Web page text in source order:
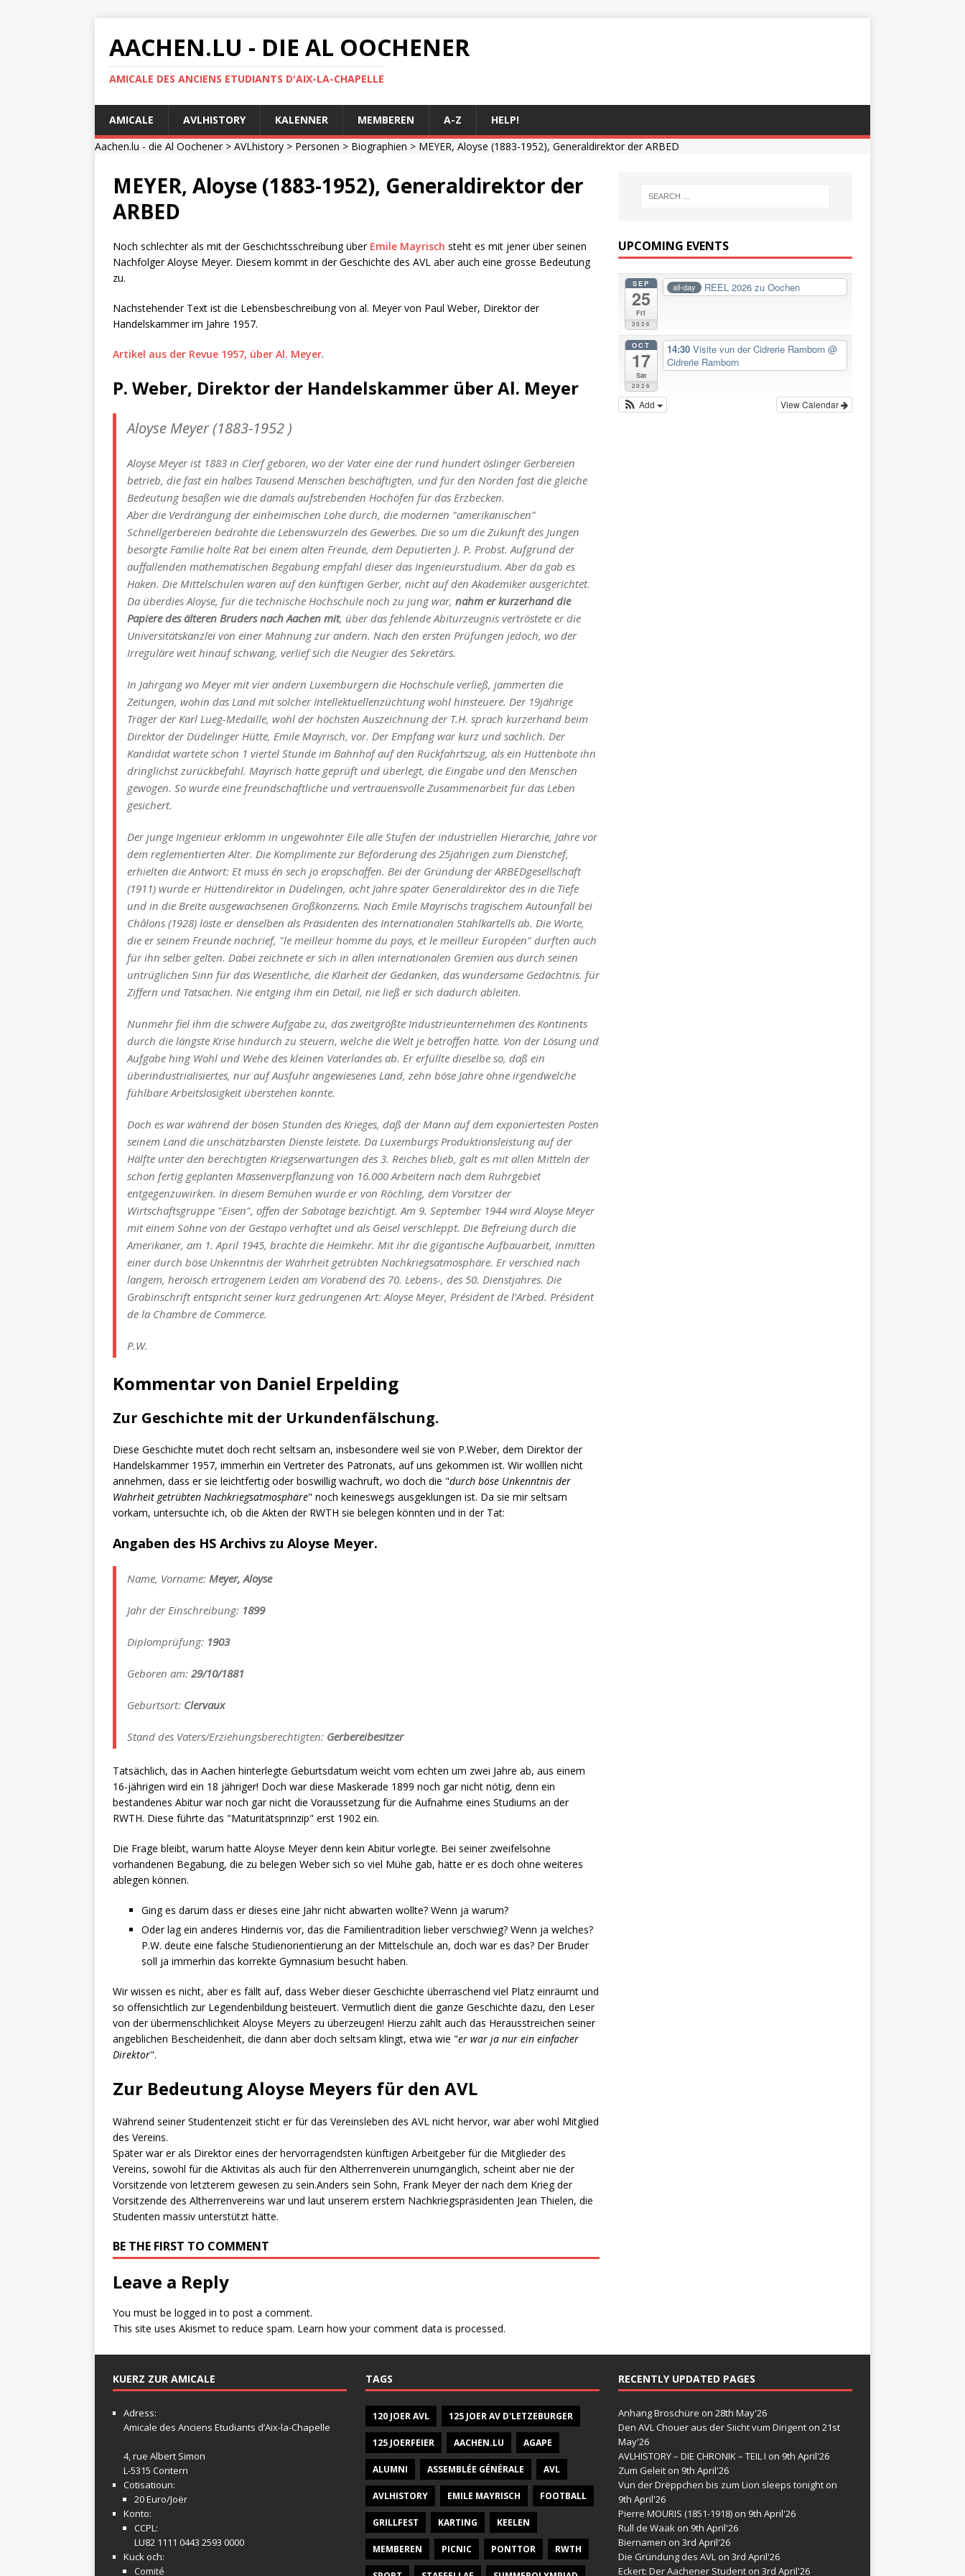
AACHEN.LU - DIE AL OOCHENER
AMICALE DES ANCIENS ETUDIANTS D'AIX-LA-CHAPELLE
AMICALE AVLHISTORY KALENNER MEMBEREN A-Z
HELP!
Aachen.lu - die Al Oochener> AVLhistory > Personen > Biographien > MEYER, Aloyse (1883-1952), Generaldirektor der ARBED
MEYER, Aloyse (1883-1952), Generaldirektor der
ARBED
Noch schlechter als mit der Geschichtsschreibung über Emile Mayrisch steht es mit jener über seinen
Nachfolger Aloyse Meyer. Diesem kommt in der Geschichte des AVL aber auch eine grosse Bedeutung
zu.
Nachstehender Text ist die Lebensbeschreibung von al. Meyer von Paul Weber, Direktor der
Handelskammer im Jahre 1957.
Artikel aus der Revue 1957, über Al. Meyer.
P. Weber, Direktor der Handelskammer über Al. Meyer
Aloyse Meyer (1883-1952 )
Aloyse Meyer ist 1883 in Clerf geboren, wo der Vater eine der rund hundert öslinger Gerbereien
betrieb, die fast ein halbes Tausend Menschen beschäftigten, und für den Norden fast die gleiche
Bedeutung besaßen wie die damals aufstrebenden Hochöfen für das Erzbecken.
Aber die Verdrängung der einheimischen Lohe durch, die modernen "amerikanischen"
Schnellgerbereien bedrohte die Lebenswurzeln des Gewerbes. Die so um die Zukunft des Jungen
besorgte Familie holte Rat bei einem alten Freunde, dem Deputierten J. P. Probst. Aufgrund der
auffallenden mathematischen Begabung empfahl dieser das Ingenieurstudium. Aber da gab es
Haken. Die Mittelschulen waren auf den künftigen Gerber, nicht auf den Akademiker ausgerichtet.
Da überdies Aloyse, für die technische Hochschule noch zu jung war, nahm er kurzerhand die
Papiere des älteren Bruders nach Aachen mit, über das fehlende Abiturzeugnis vertröstete er die
Universitätskanzlei von einer Mahnung zur andern. Nach den ersten Prüfungen jedoch, wo der
Irreguläre weit hinauf schwang, verlief sich die Neugier des Sekretärs.
In Jahrgang wo Meyer mit vier andern Luxemburgern die Hochschule verließ, jammerten die
Zeitungen, wohin das Land mit solcher Intellektuellenzüchtung wohl hinsteuere. Der 19jährige
Träger der Karl Lueg-Medaille, wohl der höchsten Auszeichnung der T.H. sprach kurzerhand beim
Direktor der Düdelinger Hütte, Emile Mayrisch, vor. Der Empfang war kurz und sachlich. Der
Kandidat wartete schon 1 viertel Stunde im Bahnhof auf den Rückfahrtszug, als ein Hüttenbote ihn
dringlichst zurückbefahl. Mayrisch hatte geprüft und überlegt, die Eingabe und den Menschen
gewogen. So wurde eine freundschaftliche und vertrauensvolle Zusammenarbeit für das Leben
gesichert.
Der junge Ingenieur erklomm in ungewohnter Eile alle Stufen der industriellen Hierarchie, Jahre vor
dem reglementierten Alter. Die Komplimente zur Beförderung des 25jährigen zum Dienstchef,
erhielten die Antwort: Et muss én sech jo eropschaffen. Bei der Gründung der ARBEDgesellschaft
(1911) wurde er Hüttendirektor in Düdelingen, acht Jahre später Generaldirektor des in die Tiefe
und in die Breite ausgewachsenen Großkonzerns. Nach Emile Mayrischs tragischem Autounfall bei
Châlons (1928) löste er denselben als Präsidenten des Internationalen Stahlkartells ab. Die Worte,
die er seinem Freunde nachrief, "le meilleur homme du pays, et le meilleur Européen" durften auch
für ihn selber gelten. Dabei zeichnete er sich in allen internationalen Gremien aus durch seinen
untrüglichen Sinn für das Wesentliche, die Klarheit der Gedanken, das wundersame Gedächtnis. für
Ziffern und Tatsachen. Nie entging ihm ein Detail, nie ließ er sich dadurch ableiten.
Nunmehr fiel ihm die schwere Aufgabe zu, das zweitgrößte Industrieunternehmen des Kontinents
durch die längste Krise hindurch zu steuern, welche die Welt je betroffen hatte. Von der Lösung und
Aufgabe hing Wohl und Wehe des kleinen Vaterlandes ab. Er erfüllte dieselbe so, daß ein
überindustrialisiertes, nur auf Ausfuhr angewiesenes Land, zehn böse Jahre ohne irgendwelche
fühlbare Arbeitslosigkeit überstehen konnte.
Doch es war während der bösen Stunden des Krieges, daß der Mann auf dem exponiertesten Posten
seinem Land die unschätzbarsten Dienste leistete. Da Luxemburgs Produktionsleistung auf der
Hälfte unter den berechtigten Kriegserwartungen des 3. Reiches blieb, galt es mit allen Mitteln der
schon fertig geplanten Massenverpflanzung von 16.000 Arbeitern nach dem Ruhrgebiet
entgegenzuwirken. In diesem Bemühen wurde er von Röchling, dem Vorsitzer der
Wirtschaftsgruppe "Eisen", offen der Sabotage bezichtigt. Am 9. September 1944 wird Aloyse Meyer
mit einem Sohne von der Gestapo verhaftet und als Geisel verschleppt. Die Befreiung durch die
Amerikaner, am 1. April 1945, brachte die Heimkehr. Mit ihr die gigantische Aufbauarbeit, inmitten
einer durch böse Unkenntnis der Wahrheit getrübten Nachkriegsatmosphäre. Er verschied nach
langem, heroisch ertragenem Leiden am Vorabend des 70. Lebens-, des 50. Dienstjahres. Die
Grabinschrift entspricht seiner kurz gedrungenen Art: Aloyse Meyer, Président de l’Arbed. Président
de la Chambre de Commerce.
P.W.
Kommentar von Daniel Erpelding
Zur Geschichte mit der Urkundenfälschung.
Diese Geschichte mutet doch recht seltsam an, insbesondere weil sie von P.Weber, dem Direktor der
Handelskammer 1957, immerhin ein Vertreter des Patronats, auf uns gekommen ist. Wir wolllen nicht
annehmen, dass er sie leichtfertig oder boswillig wachruft, wo doch die "durch böse Unkenntnis der
Wahrheit getrübten Nachkriegsatmosphäre" noch keineswegs ausgeklungen ist. Da sie mir seltsam
vorkam, untersuchte ich, ob die Akten der RWTH sie belegen könnten und in der Tat:
Angaben des HS Archivs zu Aloyse Meyer.
Name, Vorname: Meyer, Aloyse
Jahr der Einschreibung: 1899
Diplomprüfung: 1903
Geboren am: 29/10/1881
Geburtsort: Clervaux
Stand des Vaters/Erziehungsberechtigten: Gerbereibesitzer
Tatsächlich, das in Aachen hinterlegte Geburtsdatum weicht vom echten um zwei Jahre ab, aus einem
16-jährigen wird ein 18 jähriger! Doch war diese Maskerade 1899 noch gar nicht nötig, denn ein
bestandenes Abitur war noch gar nicht die Voraussetzung für die Aufnahme eines Studiums an der
RWTH. Diese führte das "Maturitätsprinzip" erst 1902 ein.
Die Frage bleibt, warum hatte Aloyse Meyer denn kein Abitur vorlegte. Bei seiner zweifelsohne
vorhandenen Begabung, die zu belegen Weber sich so viel Mühe gab, hätte er es doch ohne weiteres
ablegen können.
Ging es darum dass er dieses eine Jahr nicht abwarten wollte? Wenn ja warum?
Oder lag ein anderes Hindernis vor, das die Familientradition lieber verschwieg? Wenn ja welches?
P.W. deute eine falsche Studienorientierung an der Mittelschule an, doch war es das? Der Bruder
soll ja immerhin das korrekte Gymnasium besucht haben.
Wir wissen es nicht, aber es fällt auf, dass Weber dieser Geschichte überraschend viel Platz einräumt und
so offensichtlich zur Legendenbildung beisteuert. Vermutlich dient die ganze Geschichte dazu, den Leser
von der übermenschlichkeit Aloyse Meyers zu überzeugen! Hierzu zählt auch das Herausstreichen seiner
angeblichen Bescheidenheit, die dann aber doch seltsam klingt, etwa wie "er war ja nur ein einfacher
Direktor".
Zur Bedeutung Aloyse Meyers für den AVL
Während seiner Studentenzeit sticht er für das Vereinsleben des AVL nicht hervor, war aber wohl Mitglied
des Vereins.
Später war er als Direktor eines der hervorragendsten künftigen Arbeitgeber für die Mitglieder des
Vereins, sowohl für die Aktivitas als auch für den Altherrenverein unumgänglich, scheint aber nie der
Vorsitzende von letzterem gewesen zu sein.Anders sein Sohn, Frank Meyer der nach dem Krieg der
Vorsitzende des Altherrenvereins war und laut unserem erstem Nachkriegspräsidenten Jean Thielen, die
Studenten massiv unterstützt hätte.
BE THE FIRST TO COMMENT
Leave a Reply
You must be logged in to post a comment.
This site uses Akismet to reduce spam. Learn how your comment data is processed.
UPCOMING EVENTS
SEP
25
Fri
2026
all-day REEL 2026 zu Oochen
OCT
17
Sat
2026
14:30Visite vun der Cidrerie Ramborn@
Cidrerie Ramborn
View Calendar
Add
KUERZ ZUR AMICALE
Adress:
Amicale des Anciens Etudiants d’Aix-la-Chapelle
4, rue Albert Simon
L-5315 Contern
Cotisatioun:
20 Euro/Joër
Konto:
CCPL:
LU82 1111 0443 2593 0000
Kuck och:
Comité
TAGS
120 JOER AVL 125 JOER AV D'LETZEBURGER
125 JOERFEIER AACHEN.LU AGAPE
ALUMNI ASSEMBLÉE GÉNÉRALE AVL
AVLHISTORY EMILE MAYRISCH FOOTBALL
GRILLFEST KARTING KEELEN
MEMBEREN PICNIC PONTTOR RWTH
RECENTLY UPDATED PAGES
Anhang Broschüre on 28th May'26
Den AVL Chouer aus der Siicht vum Dirigenton 21st
May'26
AVLHISTORY – DIE CHRONIK – TEIL I on 9th April'26
Zum Geleiton 9th April'26
Vun der Drëppchen bis zum Lion sleeps tonighton
9th April'26
Pierre MOURIS (1851-1918)on 9th April'26
Rull de Waakon 9th April'26
Biernamen on 3rd April'26
Die Gründung des AVLon 3rd April'26
Eckert: Der Aachener Studenton 3rd April'26